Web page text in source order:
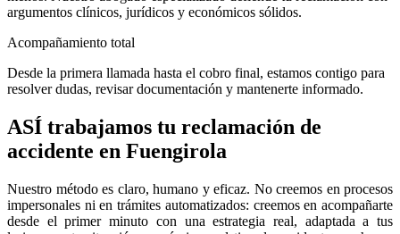
argumentos clínicos, jurídicos y económicos sólidos.
Acompañamiento total
Desde la primera llamada hasta el cobro final, estamos contigo para
resolver dudas, revisar documentación y mantenerte informado.
ASÍ trabajamos tu reclamación de
accidente en Fuengirola
Nuestro método es claro, humano y eficaz. No creemos en procesos
impersonales ni en trámites automatizados: creemos en acompañarte
desde el primer minuto con una estrategia real, adaptada a tus